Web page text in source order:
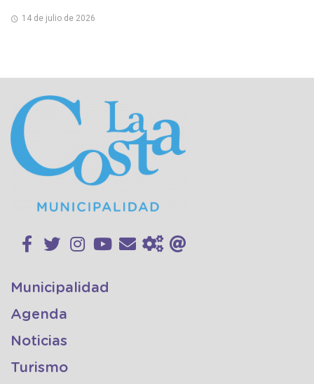
14 de julio de 2026
Municipalidad
Agenda
Noticias
Turismo